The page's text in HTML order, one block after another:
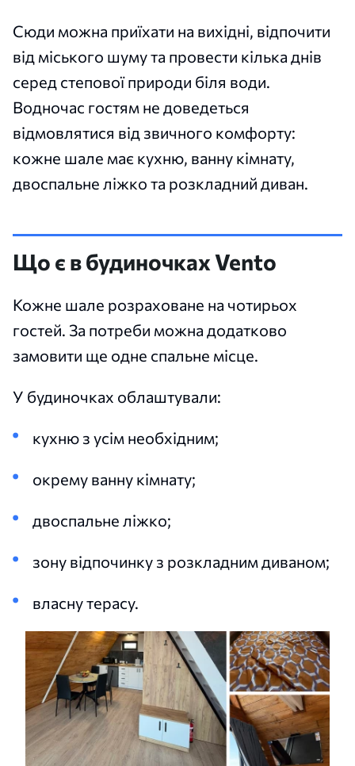
Сюди можна приїхати на вихідні, відпочити
від міського шуму та провести кілька днів
серед степової природи біля води.
Водночас гостям не доведеться
відмовлятися від звичного комфорту:
кожне шале має кухню, ванну кімнату,
двоспальне ліжко та розкладний диван.
Що є в будиночках Vento
Кожне шале розраховане на чотирьох
гостей. За потреби можна додатково
замовити ще одне спальне місце.
У будиночках облаштували:
кухню з усім необхідним;
окрему ванну кімнату;
двоспальне ліжко;
зону відпочинку з розкладним диваном;
власну терасу.